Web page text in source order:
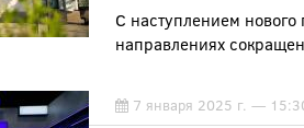
С наступлением нового
направлениях
7 января 2025 г. —